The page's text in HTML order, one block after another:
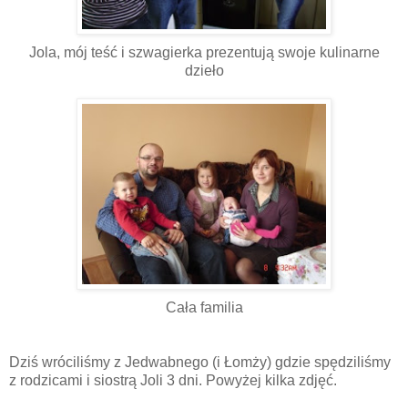
Jola, mój teść i szwagierka prezentują swoje kulinarne
dzieło
Cała familia
Dziś wróciliśmy z Jedwabnego (i Łomży) gdzie spędziliśmy
z rodzicami i siostrą Joli 3 dni. Powyżej kilka zdjęć.